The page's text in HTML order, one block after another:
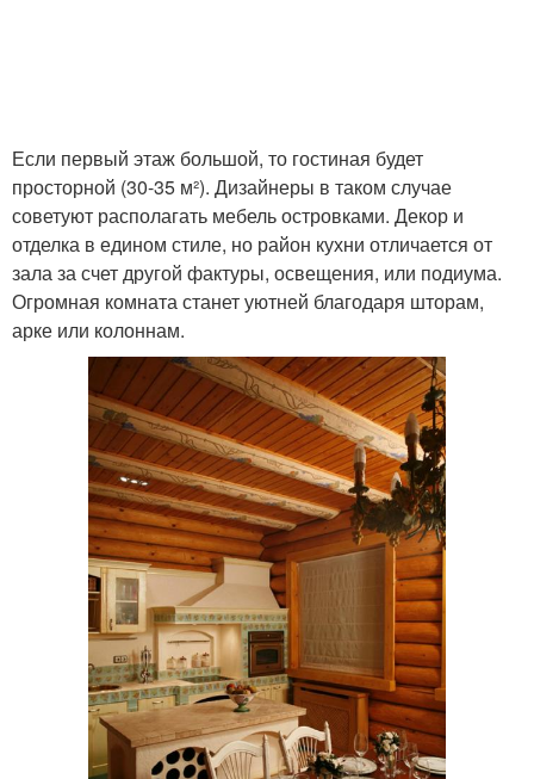
Если первый этаж большой, то гостиная будет
просторной (30-35 м²). Дизайнеры в таком случае
советуют располагать мебель островками. Декор и
отделка в едином стиле, но район кухни отличается от
зала за счет другой фактуры, освещения, или подиума.
Огромная комната станет уютней благодаря шторам,
арке или колоннам.